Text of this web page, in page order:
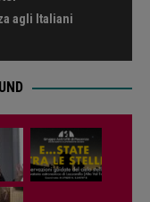
agli Italiani